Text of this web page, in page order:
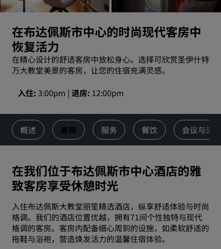
在布达佩斯市中心的时尚现代客房中
恢复活力
在精心设计的舒适客房中放松身心。选择可欣赏圣伊什特
万大教堂美景的客房，让您的住宿充满灵感。
入住 3:00pm 退房 12:00pm
概述 客房 服务 餐饮 会议与活动
在我们位于布达佩斯市中心酒店的雅
致客房享受休憩时光
入住布达佩斯大教堂丽笙精选酒店，纵享舒适体验与时尚
格调。我们的酒店位置优越，拥有71间个性独特与现代
格调的客房。客房内配备细心周到的设施，如柔软舒适的
拖鞋与浴袍，营造焕发活力的温馨住宿体验。